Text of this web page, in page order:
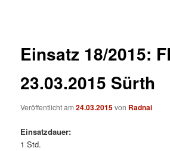
Einsatz 18/2015:
23.03.2015 Sürth
Veröffentlicht am24.03.2015von Radnai
Einsatzdauer:
1 Std.